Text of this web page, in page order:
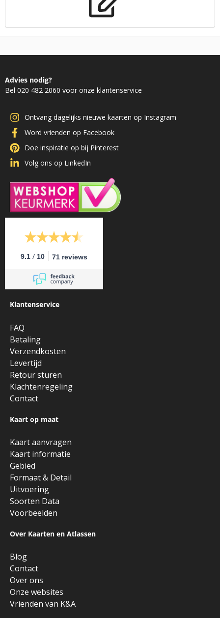
Advies nodig?
Bel 020 482 2060 voor onze klantenservice
Ontvang dagelijks nieuwe kaarten op Instagram
Word vrienden op Facebook
Doe inspiratie op bij Pinterest
Volg ons op LinkedIn
9.1 / 10 71 reviews
Klantenservice
FAQ
Betaling
Verzendkosten
Levertijd
Retour sturen
Klachtenregeling
Contact
Kaart op maat
Kaart aanvragen
Kaart informatie
Gebied
Formaat & Detail
Uitvoering
Soorten Data
Voorbeelden
Over Kaarten en Atlassen
Blog
Contact
Over ons
Onze websites
Vrienden van K&A